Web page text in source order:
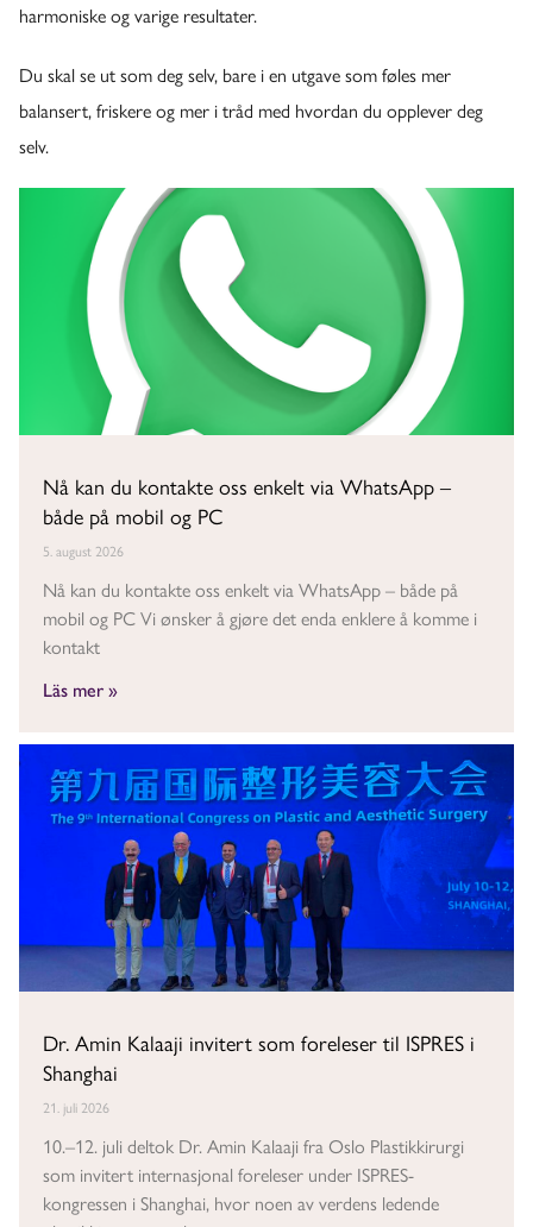
harmoniske og varige resultater.
Du skal se ut som deg selv, bare i en utgave som føles mer
balansert, friskere og mer i tråd med hvordan du opplever deg
selv.
Nå kan du kontakte oss enkelt via WhatsApp –
både på mobil og PC
5. august 2026
Nå kan du kontakte oss enkelt via WhatsApp – både på
mobil og PC Vi ønsker å gjøre det enda enklere å komme i
kontakt
Läs mer »
Dr. Amin Kalaaji invitert som foreleser til ISPRES i
Shanghai
21. juli 2026
10.–12. juli deltok Dr. Amin Kalaaji fra Oslo Plastikkirurgi
som invitert internasjonal foreleser under ISPRES-
kongressen i Shanghai, hvor noen av verdens ledende